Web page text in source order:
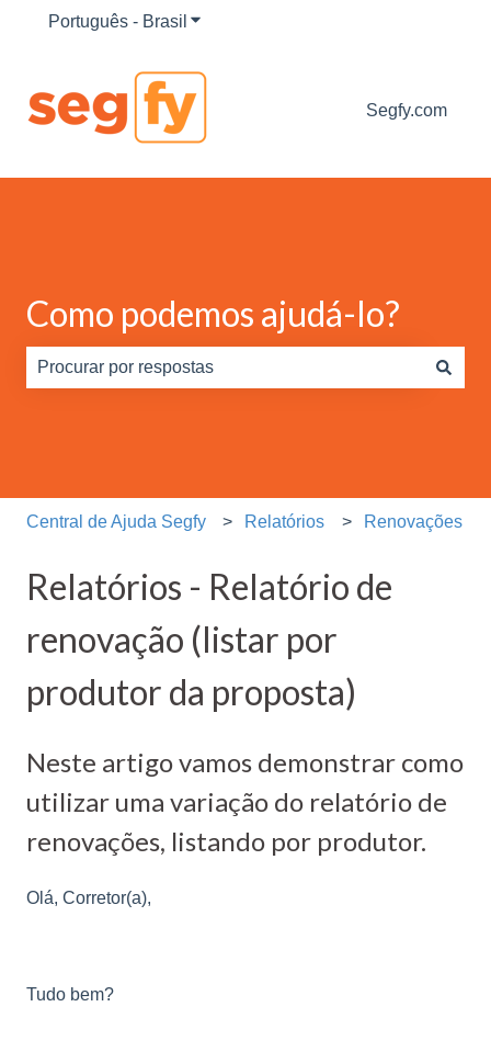
Português - Brasil Mostrar submenu para traduções
Segfy.com
Como podemos ajudá-lo?
Central de Ajuda Segfy Relatórios Renovações
Relatórios - Relatório de
renovação (listar por
produtor da proposta)
Neste artigo vamos demonstrar como
utilizar uma variação do relatório de
renovações, listando por produtor.
Olá, Corretor(a),
Tudo bem?